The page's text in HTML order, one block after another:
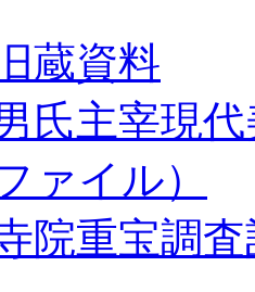
蔵資料
氏主宰現
ァイル）
院重宝調